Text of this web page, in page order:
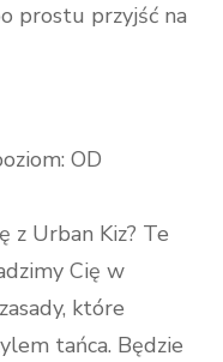
prostu przyjść na
OD
z Urban Kiz? Te
Cię w
które
tańca. Będzie